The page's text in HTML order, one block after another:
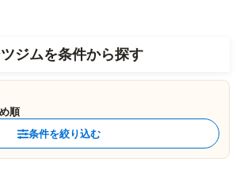
ジムを条件から探す
順
条件を絞り込む